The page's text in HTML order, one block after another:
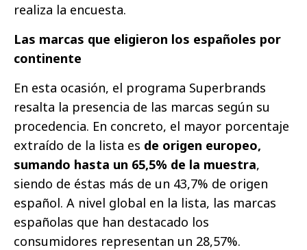
realiza la encuesta.
Las marcas que eligieron los españoles por
continente
En esta ocasión, el programa Superbrands
resalta la presencia de las marcas según su
procedencia. En concreto, el mayor porcentaje
extraído de la lista es de origen europeo,
sumando hasta un 65,5% de la muestra,
siendo de éstas más de un 43,7% de origen
español. A nivel global en la lista, las marcas
españolas que han destacado los
consumidores representan un 28,57%.